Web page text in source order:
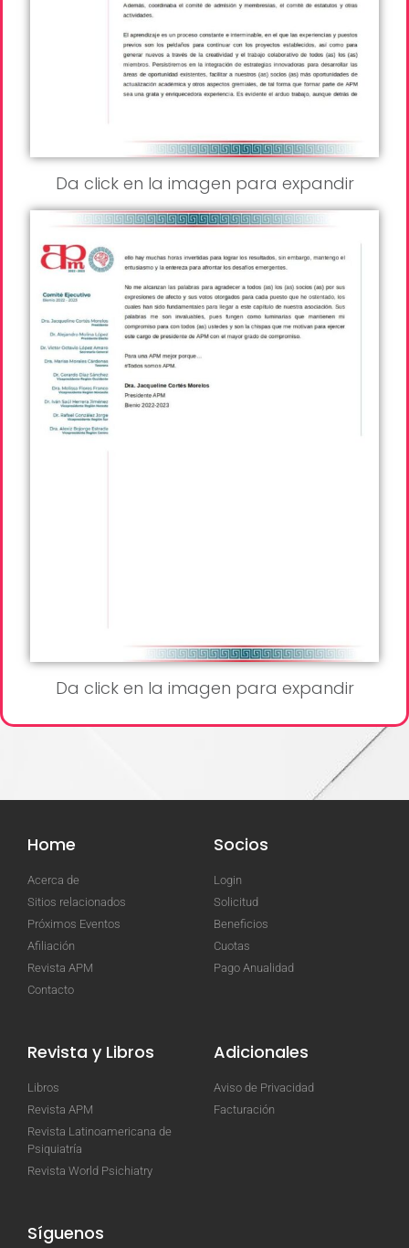
Da click en la imagen para expandir
Da click en la imagen para expandir
Home
Acerca de
Sitios relacionados
Próximos Eventos
Afiliación
Revista APM
Contacto
Socios
Login
Solicitud
Beneficios
Cuotas
Pago Anualidad
Revista y Libros
Libros
Revista APM
Revista Latinoamericana de
Psiquiatría
Revista World Psichiatry
Adicionales
Aviso de Privacidad
Facturación
Síguenos